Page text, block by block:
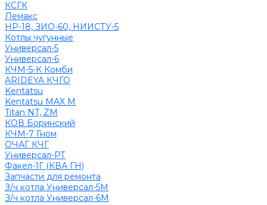
КСГК
Лемакс
НР-18, ЗИО-60, НИИСТУ-5
Котлы чугунные
Универсал-5
Универсал-6
КЧМ-5-К Комби
ARIDEYA КЧГО
Kentatsu
Kentatsu MAX M
Titan NT, ZM
КОВ Боринский
КЧМ-7 Гном
ОЧАГ КЧГ
Универсал-РТ
Факел-1Г (КВА ГН)
Запчасти для ремонта
З/ч котла Универсал-5М
З/ч котла Универсал-6М